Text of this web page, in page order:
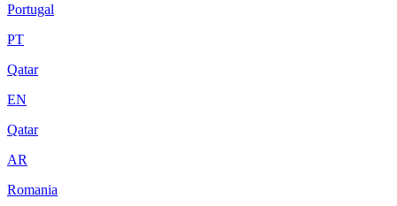
Portugal
PT
Qatar
EN
Qatar
AR
Romania